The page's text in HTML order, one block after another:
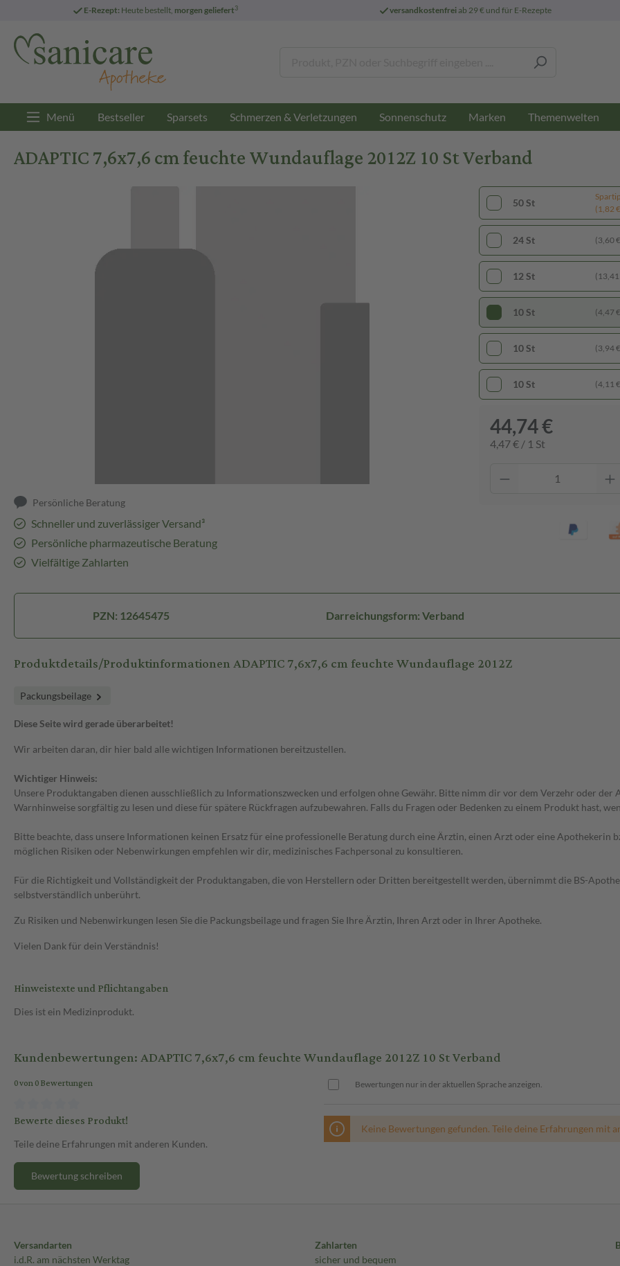
E-Rezept: Heute bestellt, morgen geliefert3 versandkostenfreiab 29 € und für E-Rezepte
Menü Bestseller Sparsets Schmerzen & Verletzungen Sonnenschutz Marken Themenwelten
ADAPTIC 7,6x7,6 cm feuchte Wundauflage 2012Z 10 St Verband
Persönliche Beratung
Schneller und zuverlässiger Versand³
Persönliche pharmazeutische Beratung
Vielfältige Zahlarten
50 St
(1,82
24 St (3,60
12 St (13,41
10 St (4,47
10 St (3,94
10 St (4,11
44,74 €
4,47 € / 1 St
PZN: 12645475 Darreichungsform: Verband
Produktdetails/Produktinformationen ADAPTIC 7,6x7,6 cm feuchte Wundauflage 2012Z
Packungsbeilage
Diese Seite wird gerade überarbeitet!
Wir arbeiten daran, dir hier bald alle wichtigen Informationen bereitzustellen.
Wichtiger Hinweis:
Unsere Produktangaben dienen ausschließlich zu Informationszwecken und erfolgen ohne Gewähr. Bitte nimm dir vor dem Verzehr oder
Warnhinweise sorgfältig zu lesen und diese für spätere Rückfragen aufzubewahren. Falls du Fragen oder Bedenken zu einem Produkt hast,
Bitte beachte, dass unsere Informationen keinen Ersatz für eine professionelle Beratung durch eine Ärztin, einen Arzt oder eine Apothekerin
möglichen Risiken oder Nebenwirkungen empfehlen wir dir, medizinisches Fachpersonal zu konsultieren.
Für die Richtigkeit und Vollständigkeit der Produktangaben, die von Herstellern oder Dritten bereitgestellt werden, übernimmt die BS-
selbstverständlich unberührt.
Zu Risiken und Nebenwirkungen lesen Sie die Packungsbeilage und fragen Sie Ihre Ärztin, Ihren Arzt oder in Ihrer Apotheke.
Vielen Dank für dein Verständnis!
Hinweistexte und Pflichtangaben
Dies ist ein Medizinprodukt.
Kundenbewertungen: ADAPTIC 7,6x7,6 cm feuchte Wundauflage 2012Z 10 St Verband
0 von 0 Bewertungen
Bewerte dieses Produkt!
Teile deine Erfahrungen mit anderen Kunden.
Bewertung schreiben
Bewertungen nur in der aktuellen Sprache anzeigen.
Keine Bewertungen gefunden. Teile deine Erfahrungen mit
Versandarten
i.d.R. am nächsten Werktag
Zahlarten
sicher und bequem